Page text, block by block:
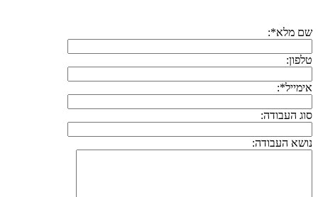
שם מלא*:
טלפון:
אימייל*:
סוג העבודה:
נושא העבודה: